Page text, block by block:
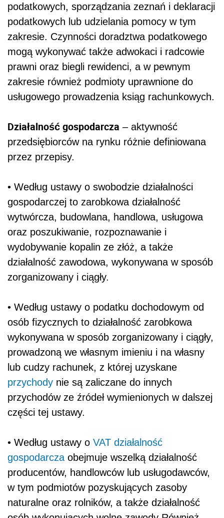
podatkowych, sporządzania zeznań i deklaracji
podatkowych lub udzielania pomocy w tym
zakresie. Czynności doradztwa podatkowego
mogą wykonywać także adwokaci i radcowie
prawni oraz biegli rewidenci, a w pewnym
zakresie również podmioty uprawnione do
usługowego prowadzenia ksiąg rachunkowych.
Działalność gospodarcza – aktywność
przedsiębiorców na rynku różnie definiowana
przez przepisy.
• Według ustawy o swobodzie działalności
gospodarczej to zarobkowa działalność
wytwórcza, budowlana, handlowa, usługowa
oraz poszukiwanie, rozpoznawanie i
wydobywanie kopalin ze złóż, a także
działalność zawodowa, wykonywana w sposób
zorganizowany i ciągły.
• Według ustawy o podatku dochodowym od
osób fizycznych to działalność zarobkowa
wykonywana w sposób zorganizowany i ciągły,
prowadzoną we własnym imieniu i na własny
lub cudzy rachunek, z której uzyskane
przychody nie są zaliczane do innych
przychodów ze źródeł wymienionych w dalszej
części tej ustawy.
• Według ustawy o VAT działalność
gospodarcza obejmuje wszelką działalność
producentów, handlowców lub usługodawców,
w tym podmiotów pozyskujących zasoby
naturalne oraz rolników, a także działalność